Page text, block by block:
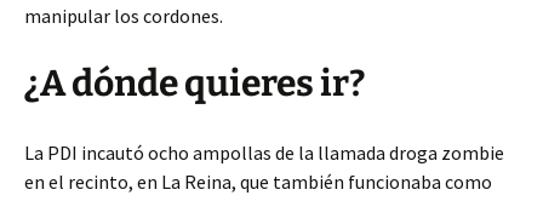
manipular los cordones.
¿A dónde quieres ir?
La PDI incautó ocho ampollas de la llamada droga zombie
en el recinto, en La Reina, que también funcionaba como